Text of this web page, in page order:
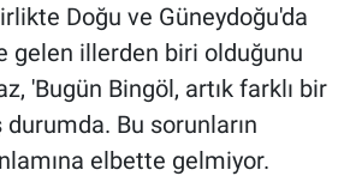
Doğu ve Güneydoğu'da
gelen illerden biri olduğunu
'Bugün Bingöl, artık farklı bir
durumda. Bu sorunların
elbette gelmiyor.